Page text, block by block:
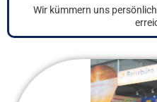
Wir kümmern uns